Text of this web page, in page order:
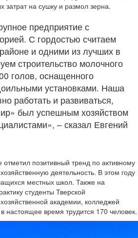
затрат на сушку и размол зерна.
предприятие с
С гордостью считаем
и одними из лучших в
строительство молочного
голов, оснащенного
установками. Наша
работать и развиваться,
был успешным хозяйством
– сказал Евгений
отметил позитивный тренд по активному
деятельность. В этом году
местных школ. Также на
студенты Тверской
академии, колледжей
настоящее время трудится 170 человек.